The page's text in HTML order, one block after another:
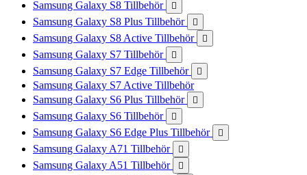
Samsung Galaxy S8 Tillbehör 
Samsung Galaxy S8 Plus Tillbehör 
Samsung Galaxy S8 Active Tillbehör 
Samsung Galaxy S7 Tillbehör 
Samsung Galaxy S7 Edge Tillbehör 
Samsung Galaxy S7 Active Tillbehör
Samsung Galaxy S6 Plus Tillbehör

Samsung Galaxy S6 Tillbehör 
Samsung Galaxy S6 Edge Plus Tillbehör 
Samsung Galaxy A71 Tillbehör 
Samsung Galaxy A51 Tillbehör 